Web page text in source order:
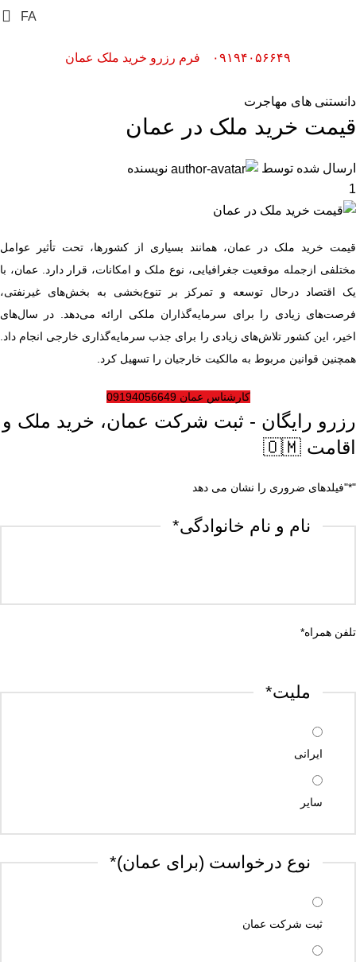
FA
۰۹۱۹۴۰۵۶۶۴۹ فرم رزرو خرید ملک عمان
دانستنی های مهاجرت
قیمت خرید ملک در عمان
ارسال شده توسط
نویسنده
1
قیمت خرید ملک در عمان، همانند بسیاری از کشورها، تحت تأثیر عوامل
مختلفی ازجمله موقعیت جغرافیایی، نوع ملک و امکانات، قرار دارد. عمان، با
یک اقتصاد درحال توسعه و تمرکز بر تنوع‌بخشی به بخش‌های غیرنفتی،
فرصت‌های زیادی را برای سرمایه‌گذاران ملکی ارائه می‌دهد. در سال‌های
اخیر، این کشور تلاش‌های زیادی را برای جذب سرمایه‌گذاری خارجی انجام داد.
همچنین قوانین مربوط به مالکیت خارجیان را تسهیل کرد.
کارشناس عمان 09194056649
رزرو رایگان - ثبت شرکت عمان، خرید ملک و
اقامت 🇴🇲
"
*"فیلدهای ضروری را نشان می دهد
نام و نام خانوادگی*
تلفن همراه*
ملیت*
ایرانی
سایر
نوع درخواست (برای عمان)*
ثبت شرکت عمان